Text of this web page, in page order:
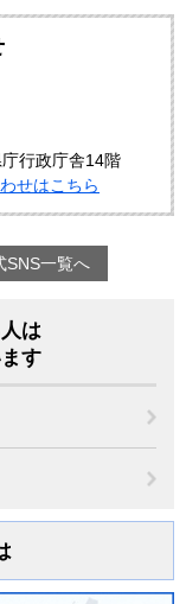
行政庁舎14階
せはこちら
SNS一覧へ
は
す